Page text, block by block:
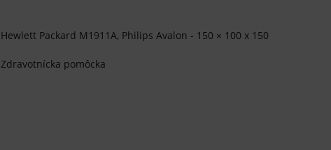
Hewlett Packard M1911A, Philips Avalon - 150 × 100 x 150
Zdravotnícka pomôcka